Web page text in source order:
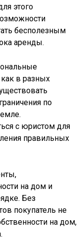
этого
бесполезным
аренды.
как в разных
по
с юристом для
правильных
на дом и
Без
покупатель не
на дом,